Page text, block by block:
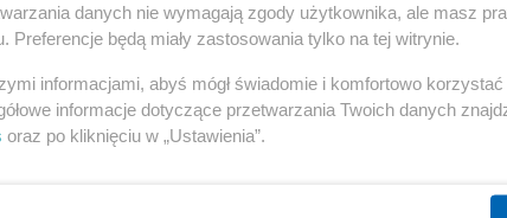
po dużych spadkach. Okazja czy
kolejno: metale szlachetne, później wystrzał ropy, następnie
na końcu debiut SpaceX. Tymczasem gdzieś w tle, po cichu,
danych nie wymagają zgody użytkownika, ale masz
Preferencje będą miały zastosowania tylko na tej witrynie.
informacjami, abyś mógł świadomie i komfortowo
informacje dotyczące przetwarzania Twoich danych
oraz po kliknięciu w „Ustawienia”.